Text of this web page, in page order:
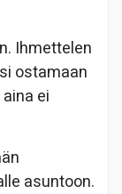
Ihmettelen
ostamaan
ei
asuntoon.